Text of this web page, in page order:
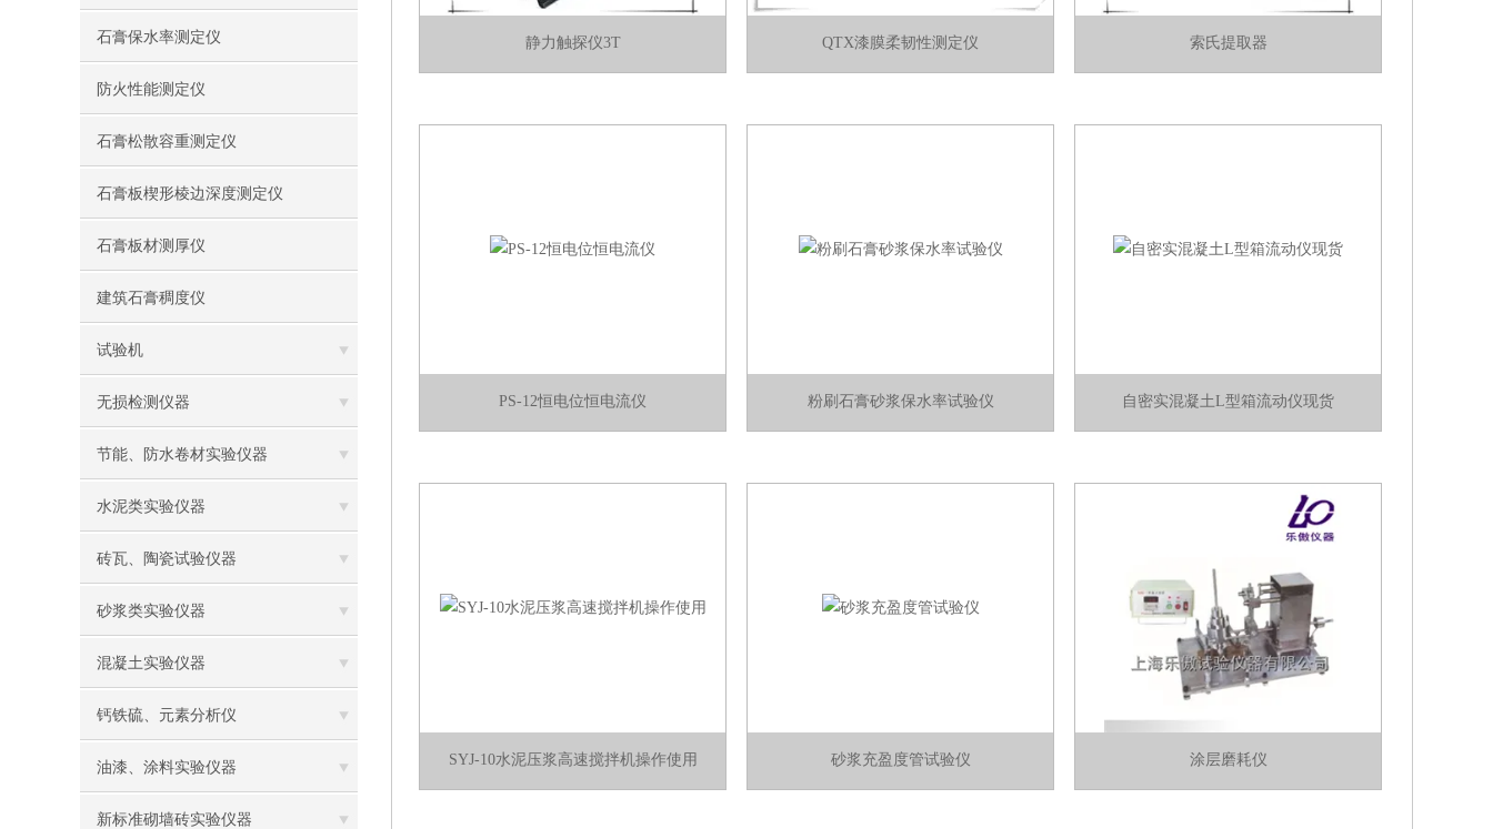
石膏保水率测定仪
防火性能测定仪
石膏松散容重测定仪
石膏板楔形棱边深度测定仪
石膏板材测厚仪
建筑石膏稠度仪
试验机
无损检测仪器
节能、防水卷材实验仪器
水泥类实验仪器
砖瓦、陶瓷试验仪器
砂浆类实验仪器
混凝土实验仪器
钙铁硫、元素分析仪
油漆、涂料实验仪器
新标准砌墙砖实验仪器
静力触探仪3T QTX漆膜柔韧性测定仪 索氏提取器
PS-12恒电位恒电流仪 粉刷石膏砂浆保水率试验仪 自密实混凝土L型箱流动仪现货
SYJ-10水泥压浆高速搅拌机操作使用 砂浆充盈度管试验仪 涂层磨耗仪